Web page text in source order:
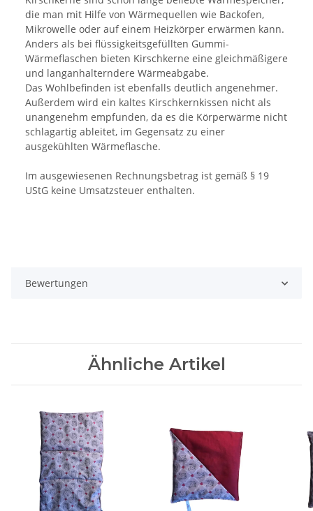
die man mit Hilfe von Wärmequellen wie Backofen,
Mikrowelle oder auf einem Heizkörper erwärmen kann.
Anders als bei flüssigkeitsgefüllten Gummi-
Wärmeflaschen bieten Kirschkerne eine gleichmäßigere
und langanhalterndere Wärmeabgabe.
Das Wohlbefinden ist ebenfalls deutlich angenehmer.
Außerdem wird ein kaltes Kirschkernkissen nicht als
unangenehm empfunden, da es die Körperwärme nicht
schlagartig ableitet, im Gegensatz zu einer
ausgekühlten Wärmeflasche.
Im ausgewiesenen Rechnungsbetrag ist gemäß § 19
UStG keine Umsatzsteuer enthalten.
Bewertungen
Ähnliche Artikel